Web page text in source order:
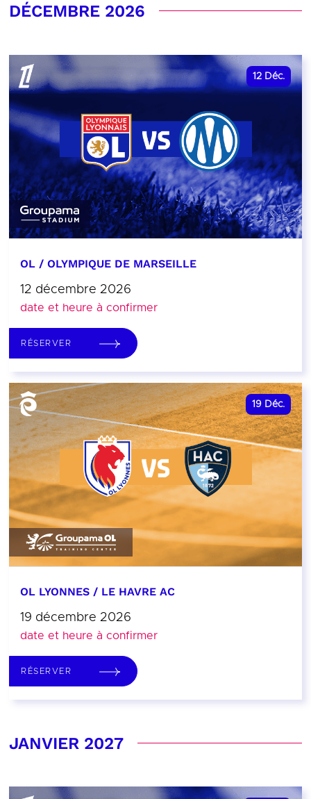
DÉCEMBRE 2026
12 Déc.
OL / OLYMPIQUE DE MARSEILLE
12 décembre 2026
date et heure à confirmer
RÉSERVER
19 Déc.
OL LYONNES / LE HAVRE AC
19 décembre 2026
date et heure à confirmer
RÉSERVER
JANVIER 2027